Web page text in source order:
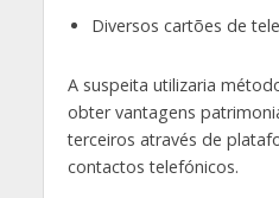
Diversos cartões de
A suspeita utilizaria
obter vantagens
terceiros através de
contactos telefónicos.